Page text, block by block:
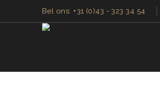
Bel ons: +31 (0)43 - 323 34 54